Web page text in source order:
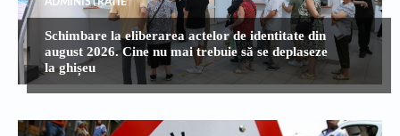
Schimbare la eliberarea actelor de identitate din
august 2026. Cine nu mai trebuie să se deplaseze
la ghișeu